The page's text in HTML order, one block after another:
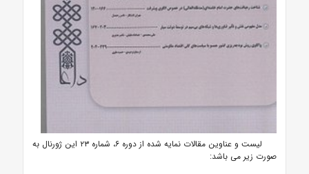
لیست و عناوین مقالات نمایه شده از دوره ۶، شماره ۲۳ این ژورنال به
صورت زیر می باشد: